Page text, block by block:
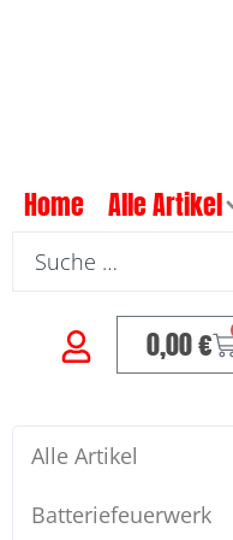
Home Alle Artikel
0,00€
Alle Artikel
Batteriefeuerwerk